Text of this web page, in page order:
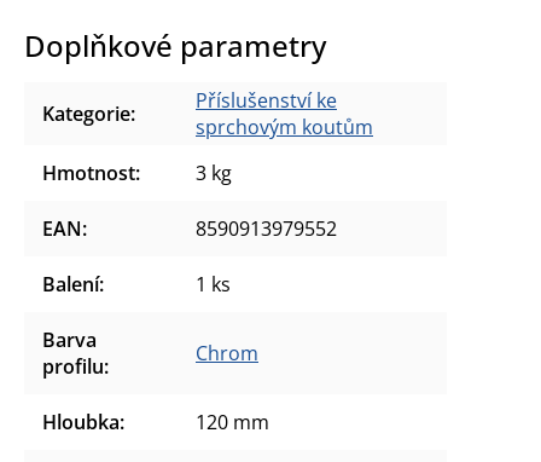
Doplňkové parametry
Kategorie:
Příslušenství ke
sprchovým koutům
Hmotnost: 3 kg
EAN: 8590913979552
Balení: 1 ks
Barva
profilu: Chrom
Hloubka: 120 mm